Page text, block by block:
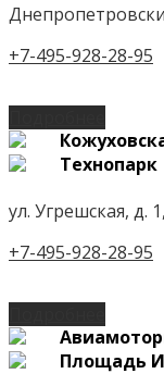
+7-495-928-28-95
Технопарк
ул. Угрешская, д.
+7-495-928-28-95
Площадь